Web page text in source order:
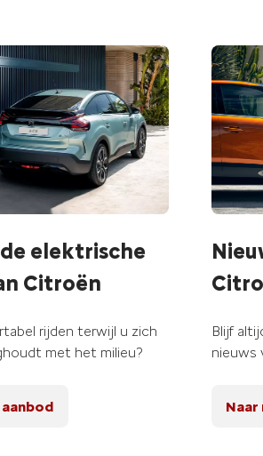
elektrische
Citroën
rijden terwijl u zich
met het milieu?
Blijf
nieuws